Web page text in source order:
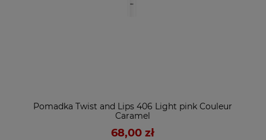
Pomadka Twist and Lips 406 Light pink Couleur
Caramel
68,00 zł